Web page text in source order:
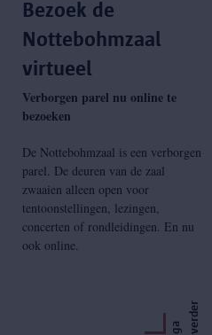
Bezoek de
Nottebohmzaal
virtueel
Verborgen parel nu online te
bezoeken
De Nottebohmzaal is een verborgen
parel. De deuren van de zaal
zwaaien alleen open voor
tentoonstellingen, lezingen,
concerten of rondleidingen. En nu
ook online.
g
a
v
e
r
d
e r